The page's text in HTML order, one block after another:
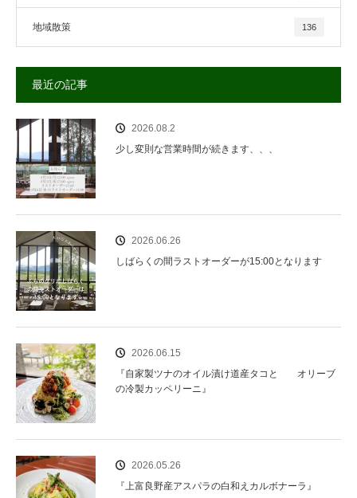
地域散策 136
最近の記事
2026.08.2
少し変則な営業時間が続きます、、、
2026.06.26
しばらくの間ラストオーダーが15:00となります
2026.06.15
『自家製ツナのオイル漬け道産タコと オリーブ
の冷製カッペリーニ』
2026.05.26
『上富良野産アスパラの白和えカルボナーラ』